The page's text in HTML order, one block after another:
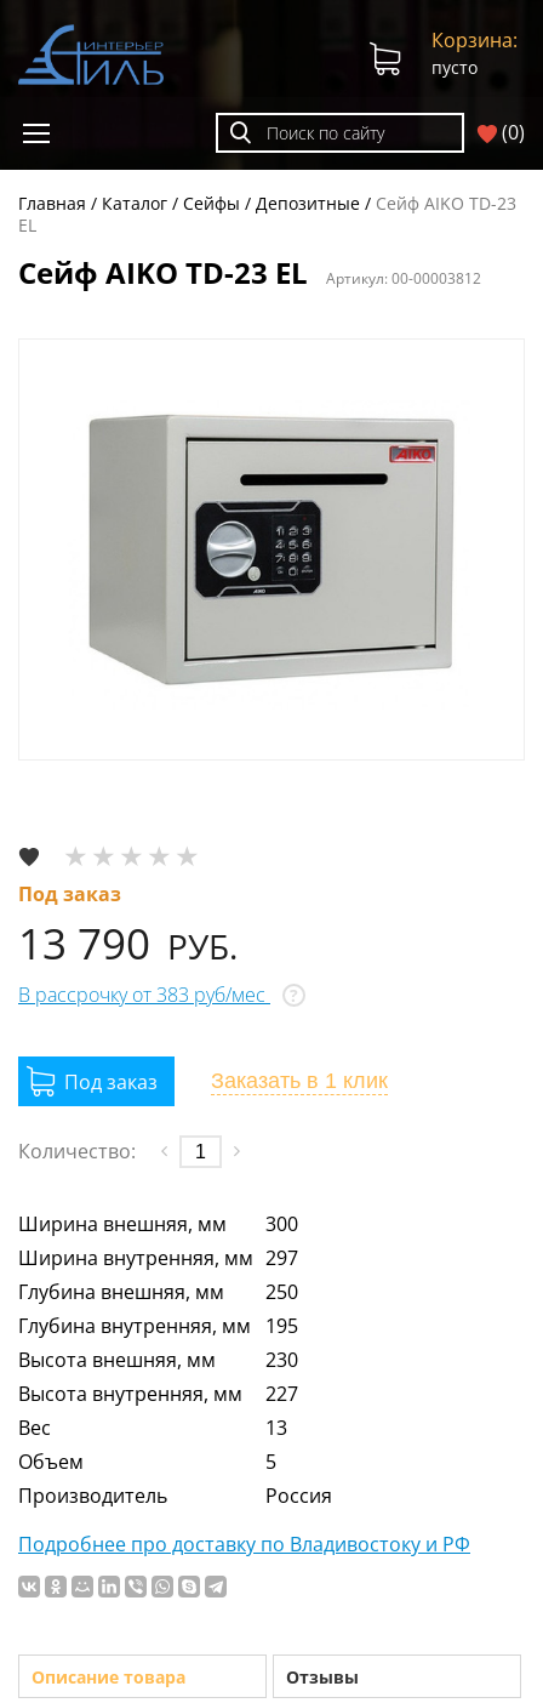
(0)
Корзина:
пусто
Главная Каталог Сейфы Депозитные
Сейф AIKO TD-23
EL
Сейф AIKO TD-23 EL Артикул:00-00003812
Под заказ
13 790 РУБ.
В рассрочку от 383 руб/мес ?
Заказать в 1 клик
Количество:
Ширина внешняя, мм
300
Ширина внутренняя, мм 297
Глубина внешняя, мм
250
Глубина внутренняя, мм
195
Высота внешняя, мм
230
Высота внутренняя, мм
227
Вес
13
Объем
5
Производитель
Россия
Подробнее про доставку по Владивостоку и РФ
Описание товара Отзывы